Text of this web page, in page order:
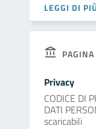
LEGGI DI
PAGINA
Privacy
CODICE DI
DATI
scaricabili